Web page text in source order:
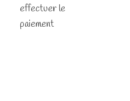
effectuer le
paiement